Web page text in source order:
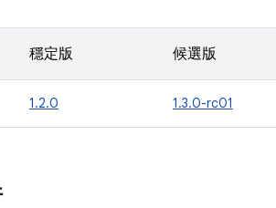
穩定版 候選版
1.2.0 1.3.0-rc01